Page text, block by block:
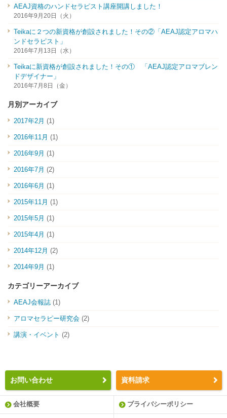
AEAJ資格のハンドセラピスト講座開講しました！
2016年9月20日（火）
Teikaに２つの新資格が創設されました！その②「AEAJ認定アロマハ
ンドセラピスト」
2016年7月13日（水）
Teikaに新資格が創設されました！その① 「AEAJ認定アロマブレン
ドデザイナー」
2016年7月8日（金）
月別アーカイブ
2017年2月 (1)
2016年11月 (1)
2016年9月 (1)
2016年7月 (2)
2016年6月 (1)
2015年11月 (1)
2015年5月 (1)
2015年4月 (1)
2014年12月 (2)
2014年9月 (1)
カテゴリーアーカイブ
AEAJ会報誌 (1)
アロマセラピー研究会 (2)
講演・イベント (2)
お問い合わせ 資料請求
会社概要 プライバシーポリシー